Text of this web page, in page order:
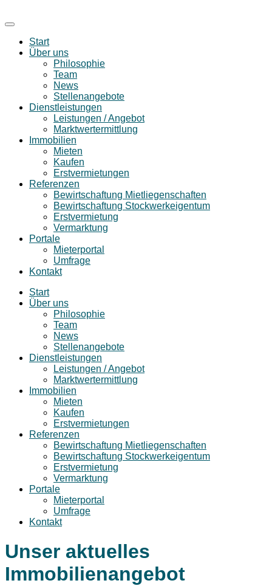
Start
Über uns
Philosophie
Team
News
Stellenangebote
Dienstleistungen
Leistungen / Angebot
Marktwertermittlung
Immobilien
Mieten
Kaufen
Erstvermietungen
Referenzen
Bewirtschaftung Mietliegenschaften
Bewirtschaftung Stockwerkeigentum
Erstvermietung
Vermarktung
Portale
Mieterportal
Umfrage
Kontakt
Start
Über uns
Philosophie
Team
News
Stellenangebote
Dienstleistungen
Leistungen / Angebot
Marktwertermittlung
Immobilien
Mieten
Kaufen
Erstvermietungen
Referenzen
Bewirtschaftung Mietliegenschaften
Bewirtschaftung Stockwerkeigentum
Erstvermietung
Vermarktung
Portale
Mieterportal
Umfrage
Kontakt
Unser aktuelles
Immobilienangebot